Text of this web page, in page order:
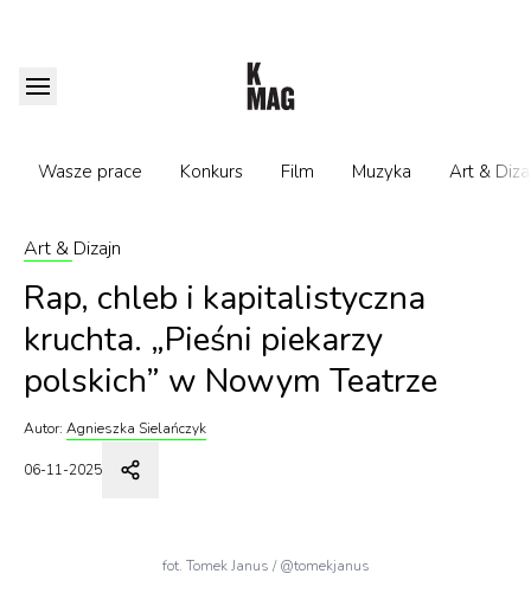
Wasze prace Konkurs Film Muzyka Art &
Art & Dizajn
Rap, chleb i kapitalistyczna
kruchta. „Pieśni piekarzy
polskich” w Nowym Teatrze
Autor: Agnieszka Sielańczyk
06-11-2025
fot. Tomek Janus / @tomekjanus